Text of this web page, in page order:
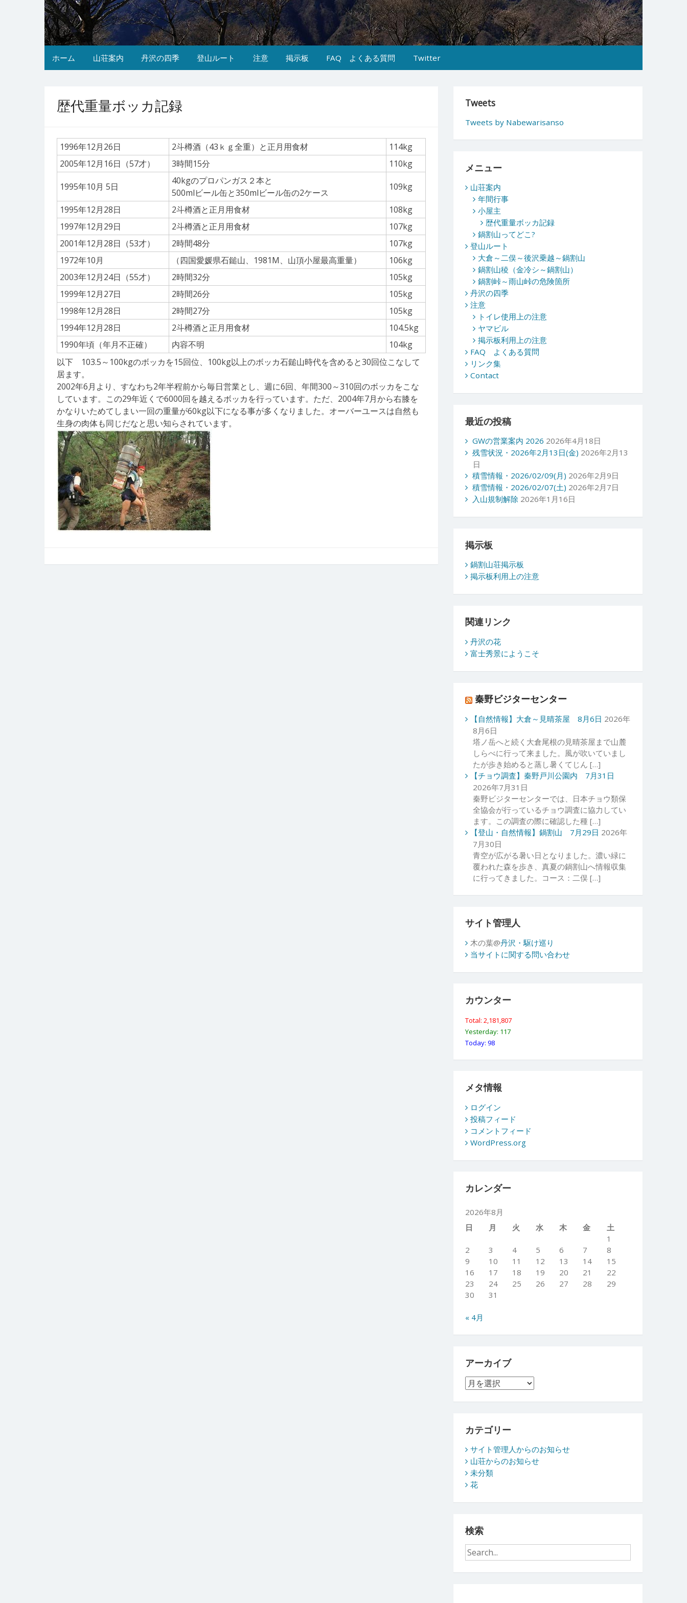
ホーム 山荘案内 丹沢の四季 登山ルート 注意 掲示板 FAQ よくある質問 Twitter
歴代重量ボッカ記録
1996年12月26日 2斗樽酒（43ｋｇ全重）と正月用食材
114kg
2005年12月16日（57才）
3時間15分 110kg
1995年10月 5日
40kgのプロパンガス２本と
500mlビール缶と350mlビール缶の2ケース
109kg
1995年12月28日 2斗樽酒と正月用食材
108kg
1997年12月29日
2斗樽酒と正月用食材
107kg
2001年12月28日（53才）
2時間48分
107kg
1972年10月
（四国愛媛県石鎚山、1981M、山頂小屋最高重量）
106kg
2003年12月24日（55才）
2時間32分
105kg
1999年12月27日
2時間26分
105kg
1998年12月28日
2時間27分
105kg
1994年12月28日
2斗樽酒と正月用食材
104.5kg
1990年頃（年月不正確）
内容不明
104kg
以下 103.5～100kgのボッカを15回位、100kg以上のボッカ石鎚山時代を含めると30回位こなして
居ます。
2002年6月より、すなわち2年半程前から毎日営業とし、週に6回、年間300～310回のボッカをこな
しています。この29年近くで6000回を越えるボッカを行っています。ただ、2004年7月から右膝を
かなりいためてしまい一回の重量が60kg以下になる事が多くなりました。オーバーユースは自然も
生身の肉体も同じだなと思い知らされています。
Tweets
Tweets by Nabewarisanso
メニュー
山荘案内
年間行事
小屋主
歴代重量ボッカ記録
鍋割山ってどこ?
登山ルート
大倉～二俣～後沢乗越～鍋割山
鍋割山稜（金冷シ～鍋割山）
鍋割峠～雨山峠の危険箇所
丹沢の四季
注意
トイレ使用上の注意
ヤマビル
掲示板利用上の注意
FAQ よくある質問
リンク集
Contact
最近の投稿
GWの営業案内 2026 2026年4月18日
残雪状況・2026年2月13日(金) 2026年2月13
日
積雪情報・2026/02/09(月) 2026年2月9日
積雪情報・2026/02/07(土) 2026年2月7日
入山規制解除 2026年1月16日
掲示板
鍋割山荘掲示板
掲示板利用上の注意
関連リンク
丹沢の花
富士秀景にようこそ
秦野ビジターセンター
【自然情報】大倉～見晴茶屋 8月6日 2026年
8月6日
塔ノ岳へと続く大倉尾根の見晴茶屋まで山麓
しらべに行って来ました。風が吹いていまし
たが歩き始めると蒸し暑くてじん […]
【チョウ調査】秦野戸川公園内 7月31日
2026年7月31日
秦野ビジターセンターでは、日本チョウ類保
全協会が行っているチョウ調査に協力してい
ます。この調査の際に確認した種 […]
【登山・自然情報】鍋割山 7月29日 2026年
7月30日
青空が広がる暑い日となりました。濃い緑に
覆われた森を歩き、真夏の鍋割山へ情報収集
に行ってきました。コース：二俣 […]
サイト管理人
木の葉@丹沢・駆け巡り
当サイトに関する問い合わせ
カウンター
Total: 2,181,807
Yesterday: 117
Today: 98
メタ情報
ログイン
投稿フィード
コメントフィード
WordPress.org
カレンダー
2026年8月
日
月 火 水 木 金
土
1
2
3 4 5 6 7
8
9
10 11 12 13 14
15
16
17 18 19 20 21
22
23
24 25 26 27 28
29
30
31
« 4月
アーカイブ
ア
ー
カ
ブ
カテゴリー
サイト管理人からのお知らせ
山荘からのお知らせ
未分類
花
検索